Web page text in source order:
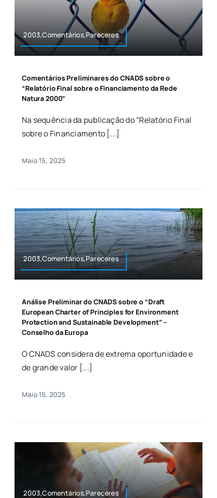
2003,Comentários,Pareceres
Comentários Preliminares do CNADS sobre o
“Relatório Final sobre o Financiamento da Rede
Natura 2000”
Na sequência da publicação do “Relatório Final
sobre o Financiamento [...]
Maio 15, 2025
2003,Comentários,Pareceres
Análise Preliminar do CNADS sobre o “Draft
European Charter of Principles for Environment
Protection and Sustainable Development” –
Conselho da Europa
O CNADS considera de extrema oportunidade e
de grande valor [...]
Maio 15, 2025
2003,Comentários,Pareceres